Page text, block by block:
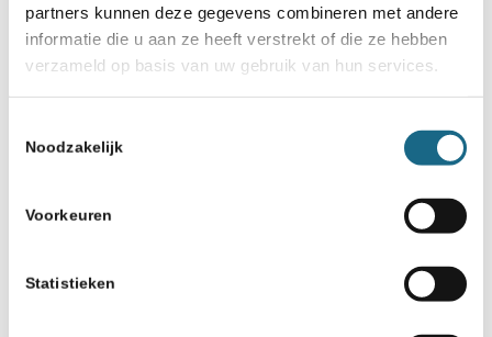
partners kunnen deze gegevens combineren met andere
informatie die u aan ze heeft verstrekt of die ze hebben
verzameld op basis van uw gebruik van hun services.
Noodzakelijk
Voorkeuren
Statistieken